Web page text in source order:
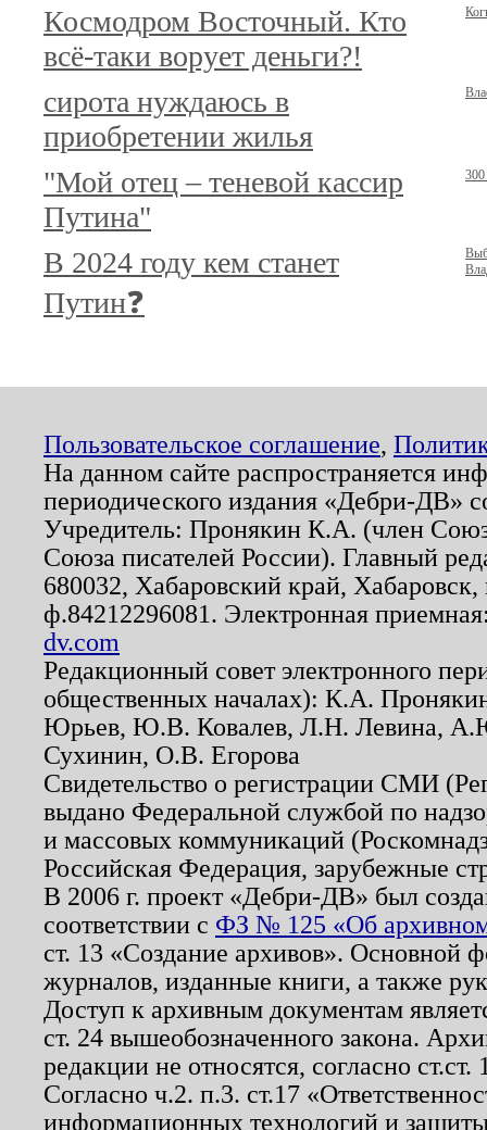
Космодром Восточный. Кто
всё-таки ворует деньги?!
сирота нуждаюсь в
приобретении жилья
"Мой отец – теневой кассир
Путина"
300
В 2024 году кем станет
Путин❓
Пользовательское соглашение,
На данном сайте распространяется
периодического издания «Дебри-ДВ»
Учредитель: Пронякин К.А. (член
Союза писателей России). Главный
680032, Хабаровский край,
ф.84212296081. Электронная
dv.com
Редакционный совет электронного
общественных началах): К.А.
Юрьев, Ю.В. Ковалев, Л.Н. Левина,
Сухинин, О.В. Егорова
Свидетельство о регистрации СМИ
выдано Федеральной службой по
и массовых коммуникаций
Российская Федерация, зарубежные
В 2006 г. проект «Дебри-ДВ» был
соответствии с ФЗ № 125 «Об
ст. 13 «Создание архивов». Основной
журналов, изданные книги, а также
Доступ к архивным документам
ст. 24 вышеобозначенного закона.
редакции не относятся, согласно
Согласно ч.2. п.3. ст.17
информационных технологий и